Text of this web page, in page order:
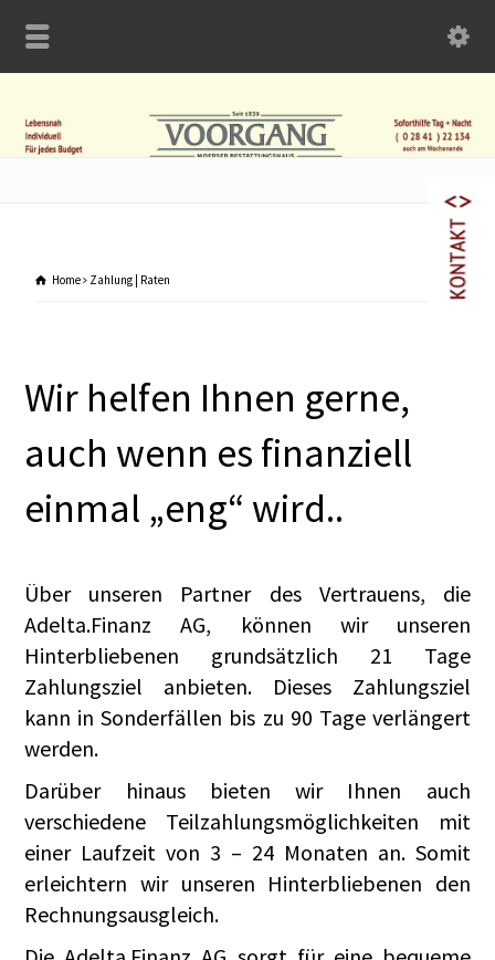
Home Zahlung | Raten
Wir helfen Ihnen gerne,
auch wenn es finanziell
einmal „eng“ wird..
Über unseren Partner des Vertrauens, die
Adelta.Finanz AG, können wir unseren
Hinterbliebenen grundsätzlich 21 Tage
Zahlungsziel anbieten. Dieses Zahlungsziel
kann in Sonderfällen bis zu 90 Tage verlängert
werden.
Darüber hinaus bieten wir Ihnen auch
verschiedene Teilzahlungsmöglichkeiten mit
einer Laufzeit von 3 – 24 Monaten an. Somit
erleichtern wir unseren Hinterbliebenen den
Rechnungsausgleich.